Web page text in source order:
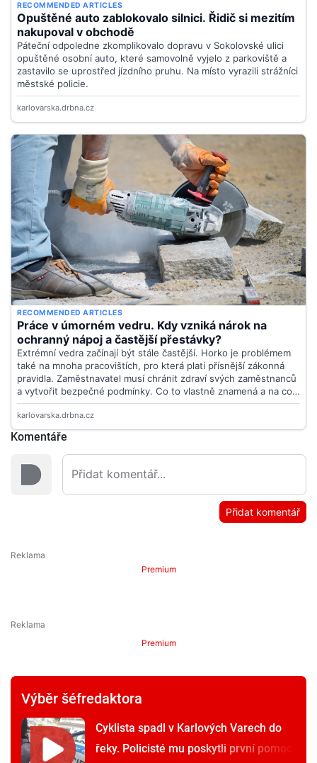
Komentáře
Přidat komentář
Premium
Premium
Výběr šéfredaktora
Cyklista spadl v Karlových Varech do
řeky. Policisté mu poskytli první pomoc